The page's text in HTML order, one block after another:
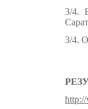
3/4.
3/4.